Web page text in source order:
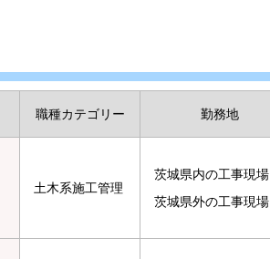
職種カテゴリー 勤務地
土木系施工管理
茨城県内の工事現場,
茨城県外の工事現場